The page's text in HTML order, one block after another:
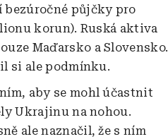
bezúročné půjčky pro
korun). Ruská aktiva
Maďarsko a Slovensko.
si ale podmínku.
aby se mohl účastnit
Ukrajinu na nohou.
ale naznačil, že s ním